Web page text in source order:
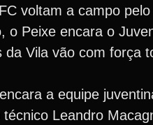
voltam a campo
o Peixe encara o
Vila vão com força
a equipe
Leandro